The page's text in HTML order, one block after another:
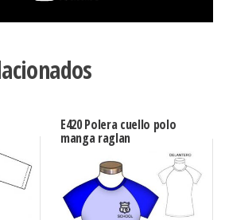
E420 Polera cuello polo
manga raglan